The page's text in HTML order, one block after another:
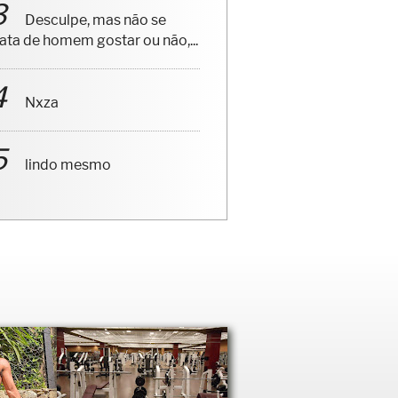
Desculpe, mas não se
de homem gostar ou não,...
Nxza
lindo mesmo